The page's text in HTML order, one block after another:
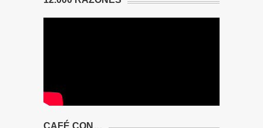
CAFÉ CON…